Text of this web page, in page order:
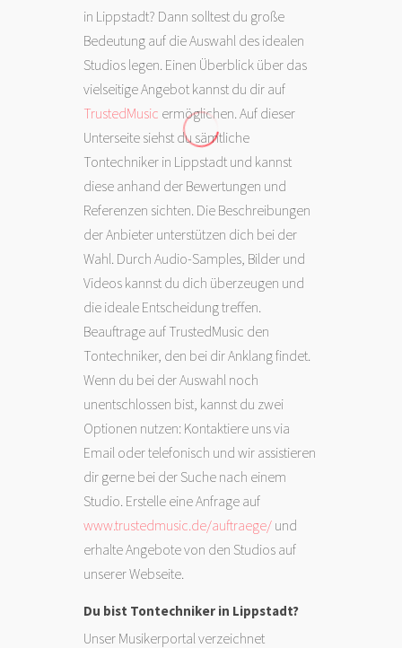
in Lippstadt? Dann solltest du große
Bedeutung auf die Auswahl des idealen
Studios legen. Einen Überblick über das
vielseitige Angebot kannst du dir auf
TrustedMusic ermöglichen. Auf dieser
Unterseite siehst du sämtliche
Tontechniker in Lippstadt und kannst
diese anhand der Bewertungen und
Referenzen sichten. Die Beschreibungen
der Anbieter unterstützen dich bei der
Wahl. Durch Audio-Samples, Bilder und
Videos kannst du dich überzeugen und
die ideale Entscheidung treffen.
Beauftrage auf TrustedMusic den
Tontechniker, den bei dir Anklang findet.
Wenn du bei der Auswahl noch
unentschlossen bist, kannst du zwei
Optionen nutzen: Kontaktiere uns via
Email oder telefonisch und wir assistieren
dir gerne bei der Suche nach einem
Studio. Erstelle eine Anfrage auf
www.trustedmusic.de/auftraege/ und
erhalte Angebote von den Studios auf
unserer Webseite.
Du bist Tontechniker in Lippstadt?
Unser Musikerportal verzeichnet